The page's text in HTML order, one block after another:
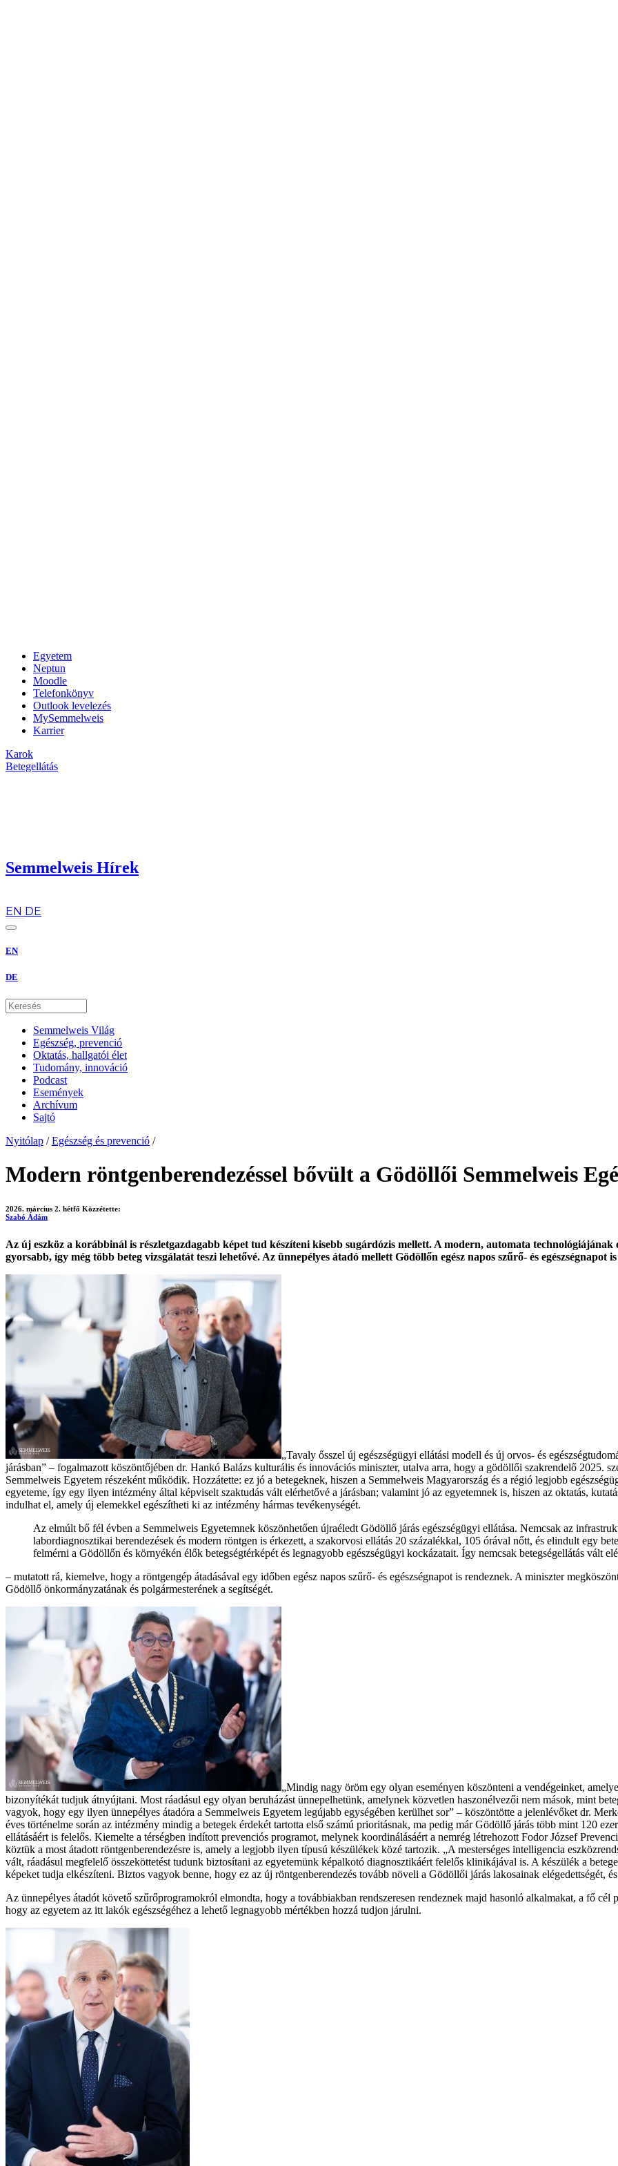
Egyetem
Neptun
Moodle
Telefonkönyv
Outlook levelezés
MySemmelweis
Karrier
Karok
Betegellátás
Semmelweis Hírek
EN DE
EN
DE
Semmelweis Világ
Egészség, prevenció
Oktatás, hallgatói élet
Tudomány, innováció
Podcast
Események
Archívum
Sajtó
Nyitólap / Egészség és prevenció /
Modern röntgenberendezéssel bővült a Gödöllői Semmelweis
2026. március 2. hétfő Közzétette:
Szabó Ádám
Az új eszköz a korábbinál is részletgazdagabb képet tud készíteni kisebb sugárdózis mellett. A modern, automata technológiájának
gyorsabb, így még több beteg vizsgálatát teszi lehetővé. Az ünnepélyes átadó mellett Gödöllőn egész napos szűrő- és
„Tavaly ősszel új egészségügyi ellátási modell és új orvos- és
járásban” – fogalmazott köszöntőjében dr. Hankó Balázs kulturális és innovációs miniszter, utalva arra, hogy a gödöllői szakrendelő 2025.
Semmelweis Egyetem részeként működik. Hozzátette: ez jó a betegeknek, hiszen a Semmelweis Magyarország és a régió legjobb
egyeteme, így egy ilyen intézmény által képviselt szaktudás vált elérhetővé a járásban; valamint jó az egyetemnek is, hiszen az oktatás,
indulhat el, amely új elemekkel egészítheti ki az intézmény hármas tevékenységét.
Az elmúlt bő fél évben a Semmelweis Egyetemnek köszönhetően újraéledt Gödöllő járás egészségügyi ellátása. Nemcsak az
labordiagnosztikai berendezések és modern röntgen is érkezett, a szakorvosi ellátás 20 százalékkal, 105 órával nőtt, és elindult egy
felmérni a Gödöllőn és környékén élők betegségtérképét és legnagyobb egészségügyi kockázatait. Így nemcsak betegségellátás vált
– mutatott rá, kiemelve, hogy a röntgengép átadásával egy időben egész napos szűrő- és egészségnapot is rendeznek. A miniszter
Gödöllő önkormányzatának és polgármesterének a segítségét.
„Mindig nagy öröm egy olyan eseményen köszönteni a vendégeinket,
bizonyítékát tudjuk átnyújtani. Most ráadásul egy olyan beruházást ünnepelhetünk, amelynek közvetlen haszonélvezői nem mások, mint
vagyok, hogy egy ilyen ünnepélyes átadóra a Semmelweis Egyetem legújabb egységében kerülhet sor” – köszöntötte a jelenlévőket dr.
éves történelme során az intézmény mindig a betegek érdekét tartotta első számú prioritásnak, ma pedig már Gödöllő járás több mint 120
ellátásáért is felelős. Kiemelte a térségben indított prevenciós programot, melynek koordinálásáért a nemrég létrehozott Fodor József
köztük a most átadott röntgenberendezésre is, amely a legjobb ilyen típusú készülékek közé tartozik. „A mesterséges intelligencia
vált, ráadásul megfelelő összeköttetést tudunk biztosítani az egyetemünk képalkotó diagnosztikáért felelős klinikájával is. A készülék a
képeket tudja elkészíteni. Biztos vagyok benne, hogy ez az új röntgenberendezés tovább növeli a Gödöllői járás lakosainak elégedettségét,
Az ünnepélyes átadót követő szűrőprogramokról elmondta, hogy a továbbiakban rendszeresen rendeznek majd hasonló alkalmakat, a fő cél
hogy az egyetem az itt lakók egészségéhez a lehető legnagyobb mértékben hozzá tudjon járulni.